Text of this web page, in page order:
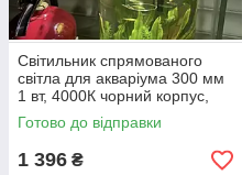
Світильник спрямованого
світла для акваріума 300 мм
1 вт, 4000К чорний корпус,
USB
Готово до відправки
1 396 ₴